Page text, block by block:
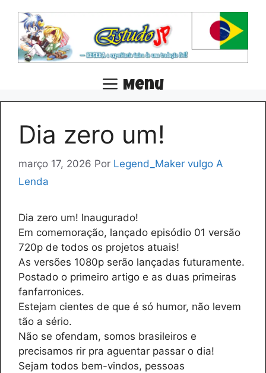
para
conteúdo
Menu
Dia zero um!
março 17, 2026 Por Legend_Maker vulgo A
Lenda
Dia zero um! Inaugurado!
Em comemoração, lançado episódio 01 versão
720p de todos os projetos atuais!
As versões 1080p serão lançadas futuramente.
Postado o primeiro artigo e as duas primeiras
fanfarronices.
Estejam cientes de que é só humor, não levem
tão a sério.
Não se ofendam, somos brasileiros e
precisamos rir pra aguentar passar o dia!
Sejam todos bem-vindos, pessoas